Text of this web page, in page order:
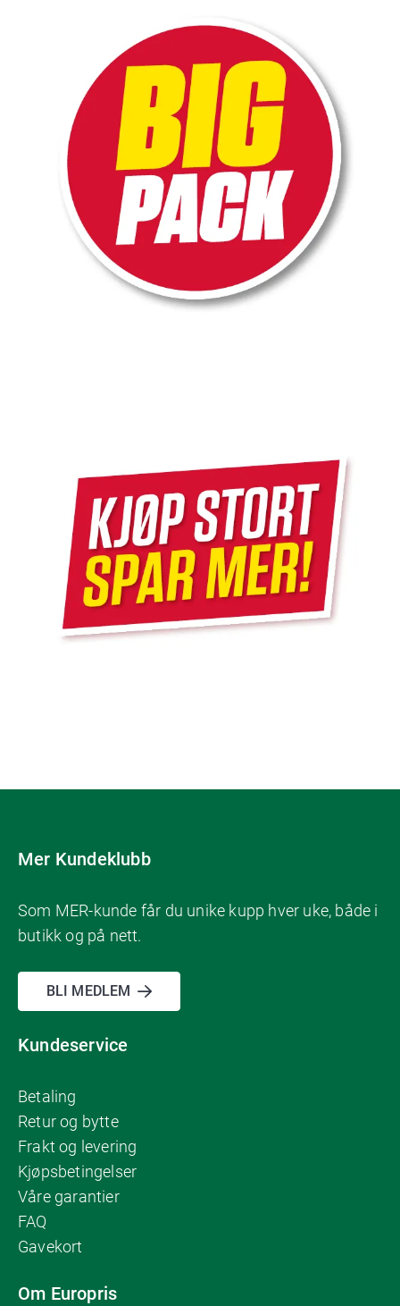
Mer Kundeklubb
Som MER-kunde får du unike kupp hver uke, både i
butikk og på nett.
BLI MEDLEM
Kundeservice
Betaling
Retur og bytte
Frakt og levering
Kjøpsbetingelser
Våre garantier
FAQ
Gavekort
Om Europris